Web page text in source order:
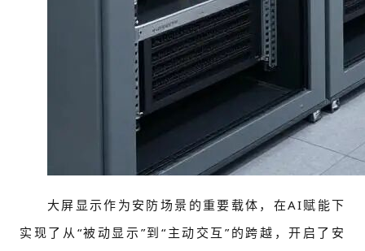
大屏显示作为安防场景的重要载体，在AI赋能下
实现了从“被动显示”到“主动交互”的跨越，开启了安